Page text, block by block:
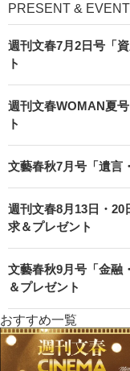
PRESENT & EVENT
週刊文春7月2日号「
ト
週刊文春WOMAN夏
ト
文藝春秋7月号「遺言
週刊文春8月13日・
求＆プレゼント
文藝春秋9月号「金融
＆プレゼント
おすすめ一覧